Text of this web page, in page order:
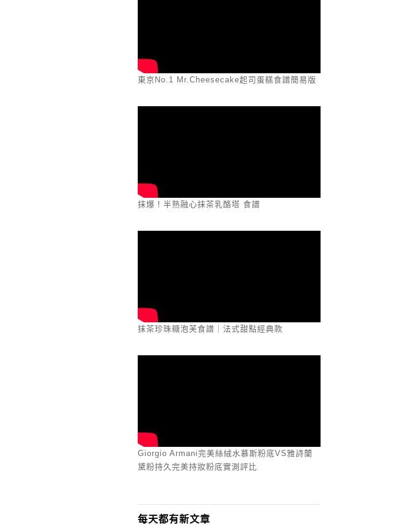
東京No.1 Mr.Cheesecake起司蛋糕食譜簡易版
抹爆！半熟融心抹茶乳酪塔 食譜
抹茶珍珠糖泡芙食譜｜法式甜點經典款
Giorgio Armani完美絲絨水慕斯粉底VS雅詩蘭
黛粉持久完美持妝粉底實測評比
每天都有新文章